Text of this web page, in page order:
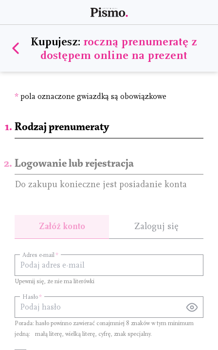
Kupujesz: roczną prenumeratę z
dostępem online na prezent
* pola oznaczone gwiazdką są obowiązkowe
Rodzaj prenumeraty
Logowanie lub rejestracja
Do zakupu konieczne jest posiadanie konta
Załóż konto
Adres e-mail
Upewnij się, że nie ma literówki
Hasło
Porada: hasło powinno zawierać conajmniej 8 znakóww tym minimum
jedną:
małą literę, wielką literę, cyfrę, znak specjalny.
Zaloguj się